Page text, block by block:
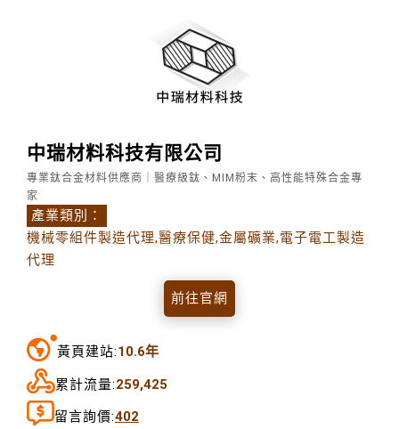
中瑞材料科技有限公司
專業鈦合金材料供應商｜醫療級鈦、MIM粉末、高性能特殊合金專
家
產業類別：
機械零組件製造代理,醫療保健,金屬礦業,電子電工製造
代理
前往官網
黃頁建站:10.6年
累計流量:259,425
留言詢價:402